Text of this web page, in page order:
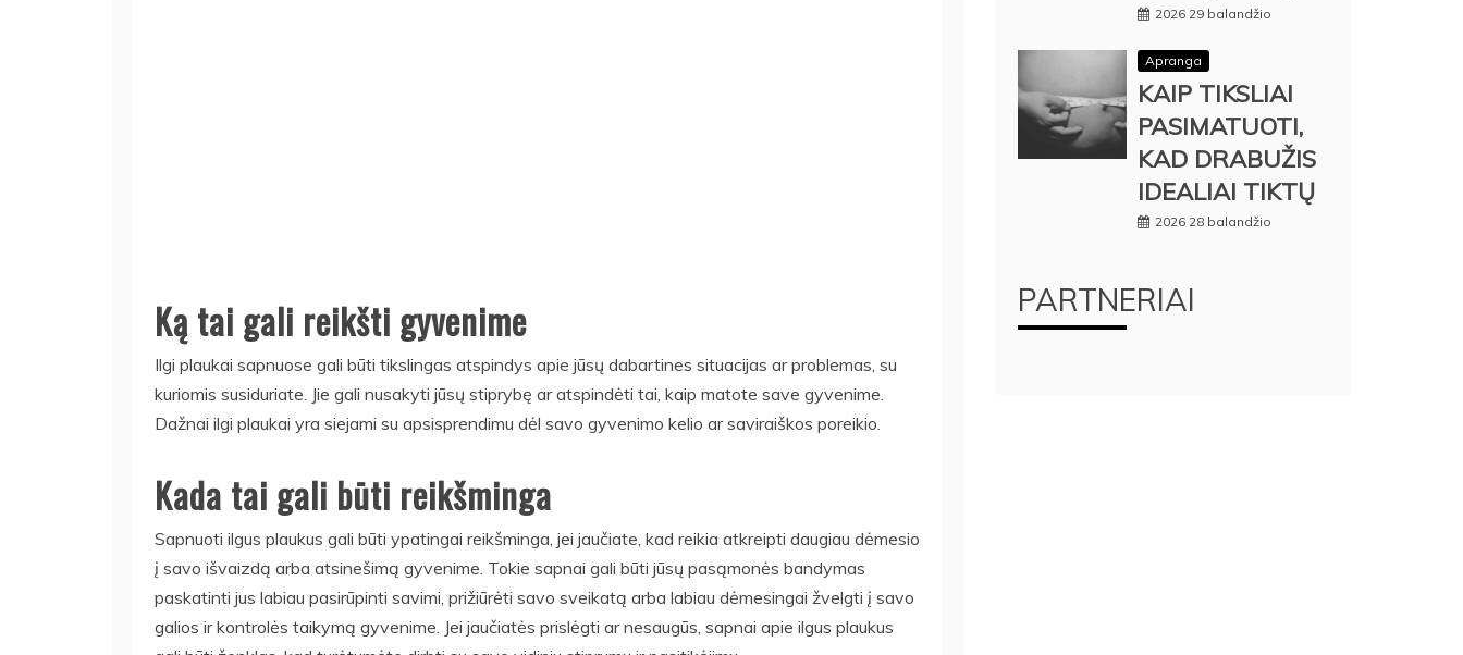
Ką tai gali reikšti gyvenime
Ilgi plaukai sapnuose gali būti tikslingas atspindys apie jūsų dabartines situacijas ar problemas, su
kuriomis susiduriate. Jie gali nusakyti jūsų stiprybę ar atspindėti tai, kaip matote save gyvenime.
Dažnai ilgi plaukai yra siejami su apsisprendimu dėl savo gyvenimo kelio ar saviraiškos poreikio.
Kada tai gali būti reikšminga
Sapnuoti ilgus plaukus gali būti ypatingai reikšminga, jei jaučiate, kad reikia atkreipti daugiau dėmesio
į savo išvaizdą arba atsinešimą gyvenime. Tokie sapnai gali būti jūsų pasąmonės bandymas
paskatinti jus labiau pasirūpinti savimi, prižiūrėti savo sveikatą arba labiau dėmesingai žvelgti į savo
galios ir kontrolės taikymą gyvenime. Jei jaučiatės prislėgti ar nesaugūs, sapnai apie ilgus plaukus
2026 29 balandžio
Apranga
KAIP TIKSLIAI
PASIMATUOTI,
KAD DRABUŽIS
IDEALIAI TIKTŲ
2026 28 balandžio
PARTNERIAI